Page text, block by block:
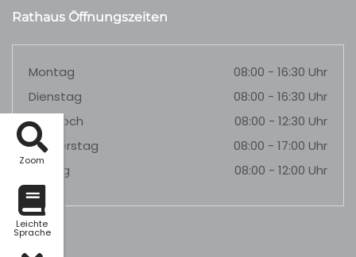
Zoom
Leichte
Sprache
Rathaus Öffnungszeiten
Montag
08:00 - 16:30 Uhr
Dienstag
08:00 - 16:30 Uhr
Mittwoch
08:00 - 12:30 Uhr
Donnerstag
08:00 - 17:00 Uhr
Freitag
08:00 - 12:00 Uhr